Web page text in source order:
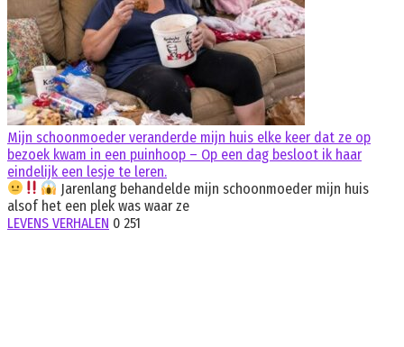
Mijn schoonmoeder veranderde mijn huis elke keer dat ze op
bezoek kwam in een puinhoop – Op een dag besloot ik haar
eindelijk een lesje te leren.
Jarenlang behandelde mijn schoonmoeder mijn huis
alsof het een plek was waar ze
LEVENS VERHALEN 0 251